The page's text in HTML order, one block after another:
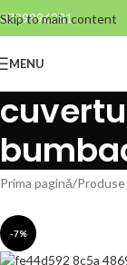
Skip to main content
0799996381
MENU
Prima pagină
-7%